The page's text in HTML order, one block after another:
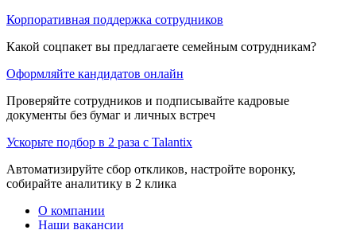
Корпоративная поддержка сотрудников
Какой соцпакет вы предлагаете семейным сотрудникам?
Оформляйте кандидатов онлайн
Проверяйте сотрудников и подписывайте кадровые
документы без бумаг и личных встреч
Ускорьте подбор в 2 раза с Talantix
Автоматизируйте сбор откликов, настройте воронку,
собирайте аналитику в 2 клика
О компании
Наши вакансии